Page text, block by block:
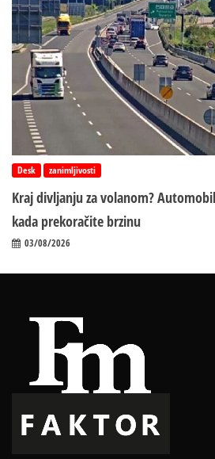
Desk zanimljivosti
Kraj divljanju za volanom?
kada prekoračite brzinu
03/08/2026